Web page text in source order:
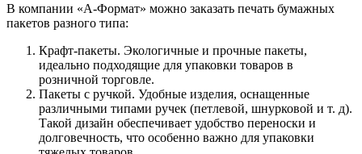
В компании «А-Формат» можно заказать печать бумажных
пакетов разного типа:
Крафт-пакеты. Экологичные и прочные пакеты,
идеально подходящие для упаковки товаров в
розничной торговле.
Пакеты с ручкой. Удобные изделия, оснащенные
различными типами ручек (петлевой, шнурковой и т. д).
Такой дизайн обеспечивает удобство переноски и
долговечность, что особенно важно для упаковки